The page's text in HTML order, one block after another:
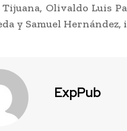
Tijuana, Olivaldo Luis
y Samuel
ExpPub